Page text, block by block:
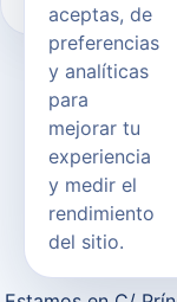
Solicita
aceptas, de
preferencias
y analíticas
para
mejorar tu
experiencia
y medir el
rendimiento
del sitio.